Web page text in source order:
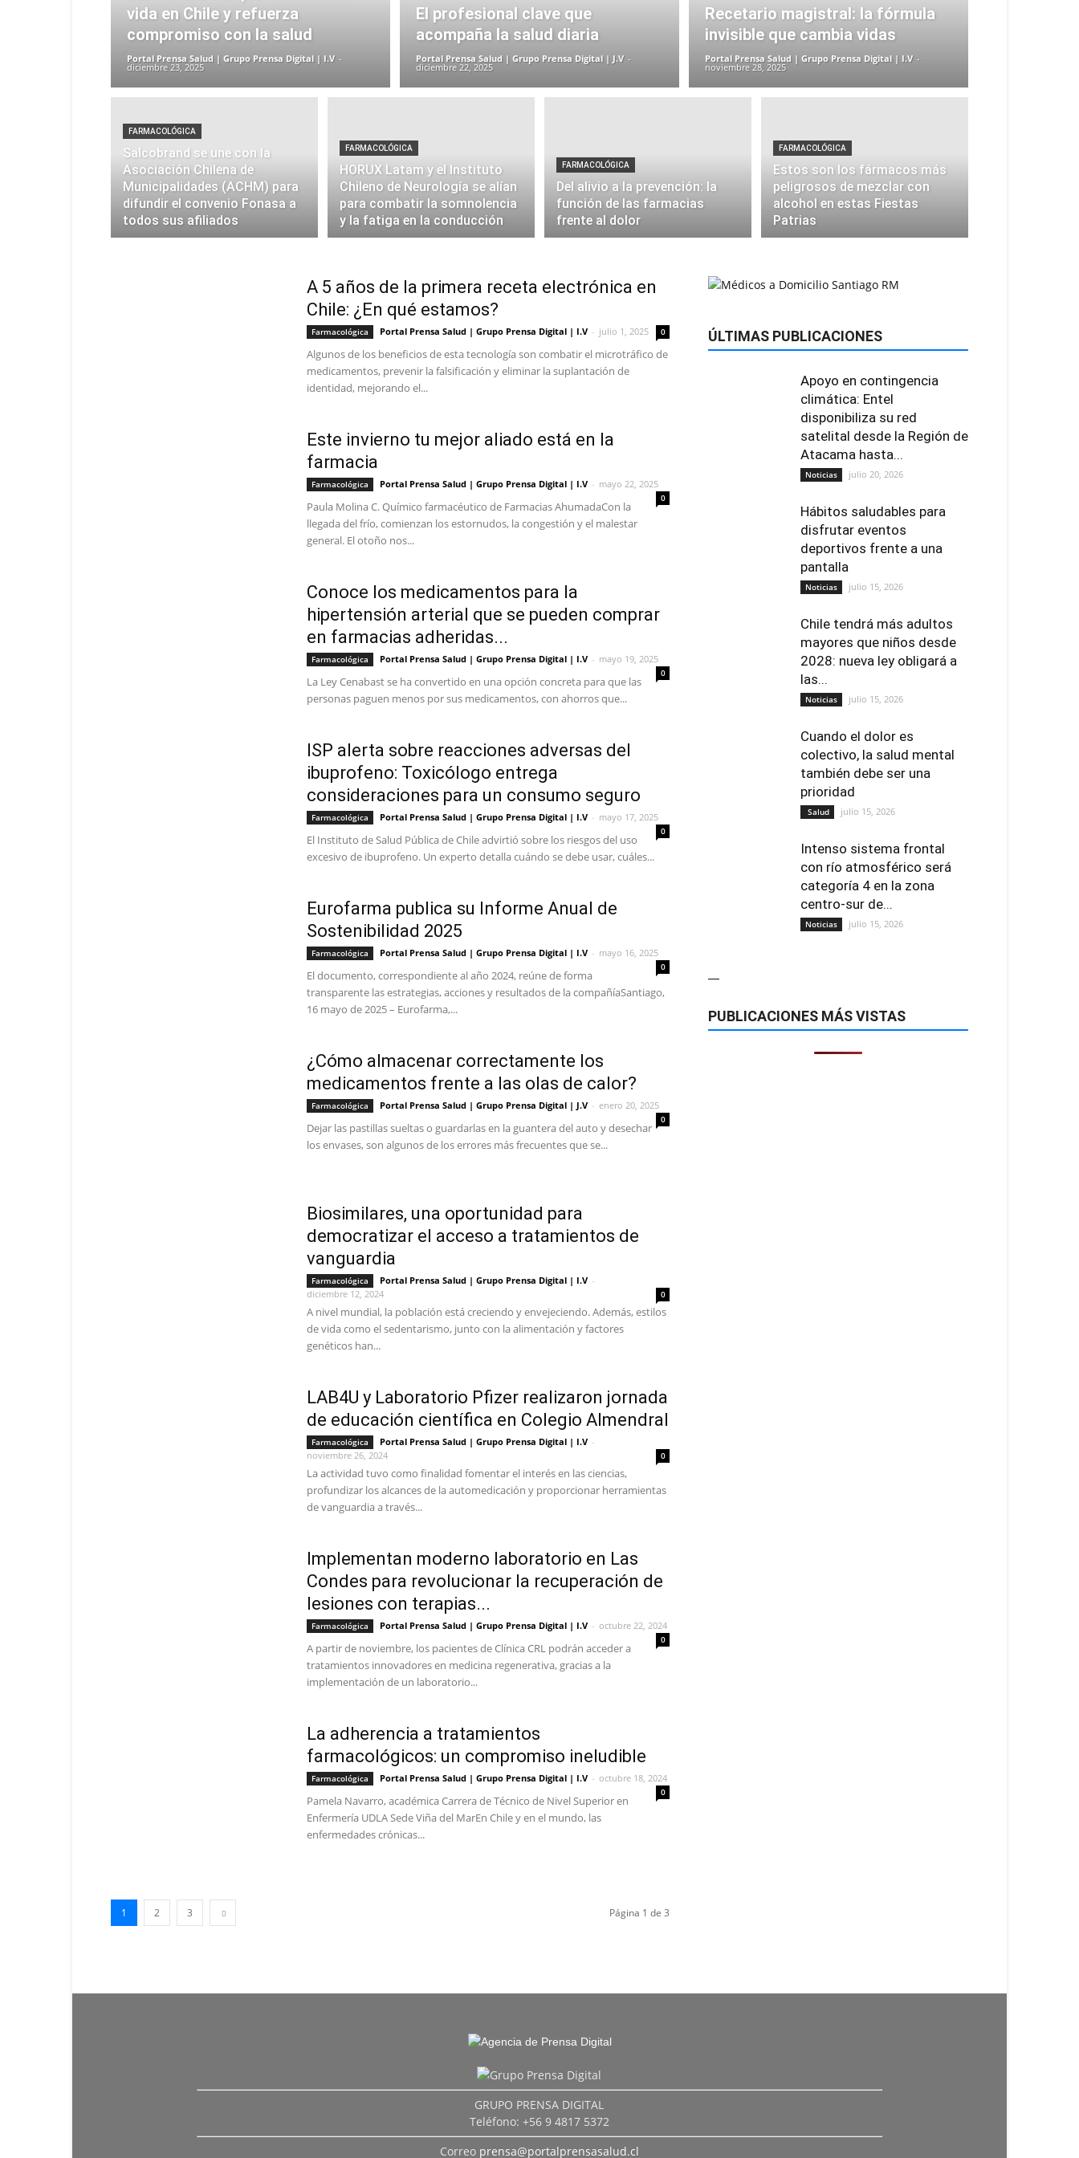
vida en Chile y refuerza
compromiso con la salud
Portal Prensa Salud | Grupo Prensa Digital | I.V -
diciembre 23, 2025
El profesional clave que
acompaña la salud diaria
Portal Prensa Salud | Grupo Prensa Digital | J.V -
diciembre 22, 2025
Recetario magistral: la fórmula
invisible que cambia vidas
Portal Prensa Salud | Grupo Prensa Digital | I.V -
noviembre 28, 2025
FARMACOLÓGICA
Salcobrand se une con la
Asociación Chilena de
Municipalidades (ACHM) para
difundir el convenio Fonasa a
todos sus afiliados
FARMACOLÓGICA
HORUX Latam y el Instituto
Chileno de Neurología se alían
para combatir la somnolencia
y la fatiga en la conducción
FARMACOLÓGICA
Del alivio a la prevención: la
función de las farmacias
frente al dolor
FARMACOLÓGICA
Estos son los fármacos más
peligrosos de mezclar con
alcohol en estas Fiestas
Patrias
A 5 años de la primera receta electrónica en
Chile: ¿En qué estamos?
Farmacológica Portal Prensa Salud | Grupo Prensa Digital | I.V - julio 1, 2025 0
Algunos de los beneficios de esta tecnología son combatir el microtráfico de
medicamentos, prevenir la falsificación y eliminar la suplantación de
identidad, mejorando el...
Este invierno tu mejor aliado está en la
farmacia
Farmacológica Portal Prensa Salud | Grupo Prensa Digital | I.V - mayo 22, 2025
0
Paula Molina C. Químico farmacéutico de Farmacias AhumadaCon la
llegada del frío, comienzan los estornudos, la congestión y el malestar
general. El otoño nos...
Conoce los medicamentos para la
hipertensión arterial que se pueden comprar
en farmacias adheridas...
Farmacológica Portal Prensa Salud | Grupo Prensa Digital | I.V - mayo 19, 2025
0
La Ley Cenabast se ha convertido en una opción concreta para que las
personas paguen menos por sus medicamentos, con ahorros que...
ISP alerta sobre reacciones adversas del
ibuprofeno: Toxicólogo entrega
consideraciones para un consumo seguro
Farmacológica Portal Prensa Salud | Grupo Prensa Digital | I.V - mayo 17, 2025
0
El Instituto de Salud Pública de Chile advirtió sobre los riesgos del uso
excesivo de ibuprofeno. Un experto detalla cuándo se debe usar, cuáles...
Eurofarma publica su Informe Anual de
Sostenibilidad 2025
Farmacológica Portal Prensa Salud | Grupo Prensa Digital | I.V - mayo 16, 2025
0
El documento, correspondiente al año 2024, reúne de forma
transparente las estrategias, acciones y resultados de la compañíaSantiago,
16 mayo de 2025 – Eurofarma,...
¿Cómo almacenar correctamente los
medicamentos frente a las olas de calor?
Farmacológica Portal Prensa Salud | Grupo Prensa Digital | J.V - enero 20, 2025
0
Dejar las pastillas sueltas o guardarlas en la guantera del auto y desechar
los envases, son algunos de los errores más frecuentes que se...
Biosimilares, una oportunidad para
democratizar el acceso a tratamientos de
vanguardia
Farmacológica Portal Prensa Salud | Grupo Prensa Digital | I.V -
diciembre 12, 2024
0
A nivel mundial, la población está creciendo y envejeciendo. Además, estilos
de vida como el sedentarismo, junto con la alimentación y factores
genéticos han...
LAB4U y Laboratorio Pfizer realizaron jornada
de educación científica en Colegio Almendral
Farmacológica Portal Prensa Salud | Grupo Prensa Digital | I.V -
noviembre 26, 2024
0
La actividad tuvo como finalidad fomentar el interés en las ciencias,
profundizar los alcances de la automedicación y proporcionar herramientas
de vanguardia a través...
Implementan moderno laboratorio en Las
Condes para revolucionar la recuperación de
lesiones con terapias...
Farmacológica Portal Prensa Salud | Grupo Prensa Digital | I.V - octubre 22, 2024
0
A partir de noviembre, los pacientes de Clínica CRL podrán acceder a
tratamientos innovadores en medicina regenerativa, gracias a la
implementación de un laboratorio...
La adherencia a tratamientos
farmacológicos: un compromiso ineludible
Farmacológica Portal Prensa Salud | Grupo Prensa Digital | I.V - octubre 18, 2024
0
Pamela Navarro, académica Carrera de Técnico de Nivel Superior en
Enfermería UDLA Sede Viña del MarEn Chile y en el mundo, las
enfermedades crónicas...
1 2 3 Página 1 de 3
ÚLTIMAS PUBLICACIONES
Apoyo en contingencia
climática: Entel
disponibiliza su red
satelital desde la Región de
Atacama hasta...
Noticias julio 20, 2026
Hábitos saludables para
disfrutar eventos
deportivos frente a una
pantalla
Noticias julio 15, 2026
Chile tendrá más adultos
mayores que niños desde
2028: nueva ley obligará a
las...
Noticias julio 15, 2026
Cuando el dolor es
colectivo, la salud mental
también debe ser una
prioridad
Salud julio 15, 2026
Intenso sistema frontal
con río atmosférico será
categoría 4 en la zona
centro-sur de...
Noticias julio 15, 2026
—
PUBLICACIONES MÁS VISTAS
GRUPO PRENSA DIGITAL
Teléfono: +56 9 4817 5372
Correo prensa@portalprensasalud.cl